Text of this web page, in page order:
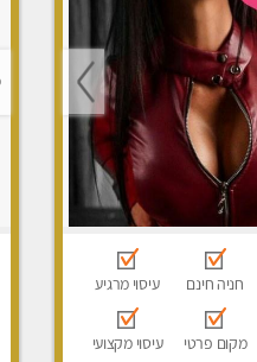
חניה חינם עיסוי מרגיע
מקום פרטי עיסוי מקצועי